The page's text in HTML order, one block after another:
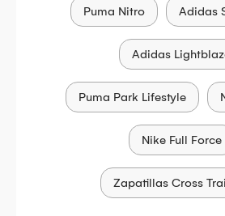
Puma Nitro Adidas
Adidas
Puma Park Lifestyle
Nike Full Force
Zapatillas Cross